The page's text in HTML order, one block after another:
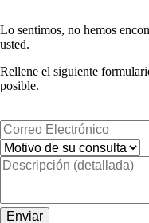
Lo sentimos, no hemos
usted.
Rellene el siguiente
posible.